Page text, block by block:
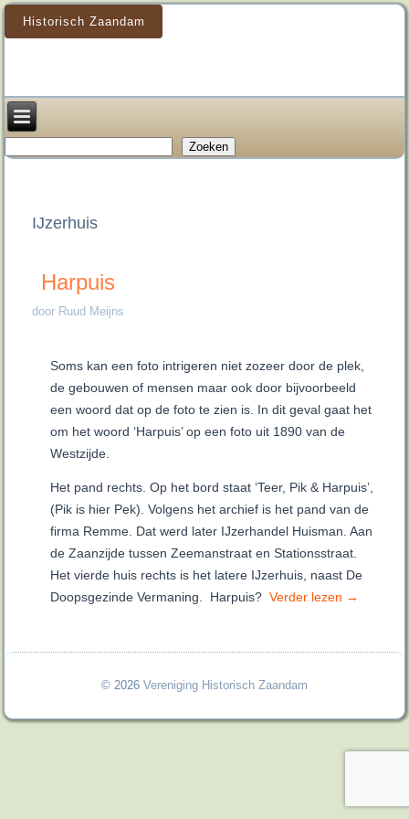
Historisch Zaandam
Zoeken
IJzerhuis
Harpuis
door Ruud Meijns
Soms kan een foto intrigeren niet zozeer door de plek,
de gebouwen of mensen maar ook door bijvoorbeeld
een woord dat op de foto te zien is. In dit geval gaat het
om het woord ‘Harpuis’ op een foto uit 1890 van de
Westzijde.
Het pand rechts. Op het bord staat ‘Teer, Pik & Harpuis’,
(Pik is hier Pek). Volgens het archief is het pand van de
firma Remme. Dat werd later IJzerhandel Huisman. Aan
de Zaanzijde tussen Zeemanstraat en Stationsstraat.
Het vierde huis rechts is het latere IJzerhuis, naast De
Doopsgezinde Vermaning. Harpuis?Verder lezen →
© 2026 Vereniging Historisch Zaandam